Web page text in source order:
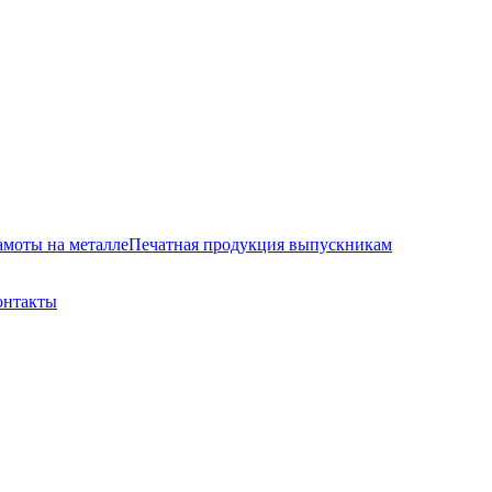
на металлеПечатная продукция выпускникам